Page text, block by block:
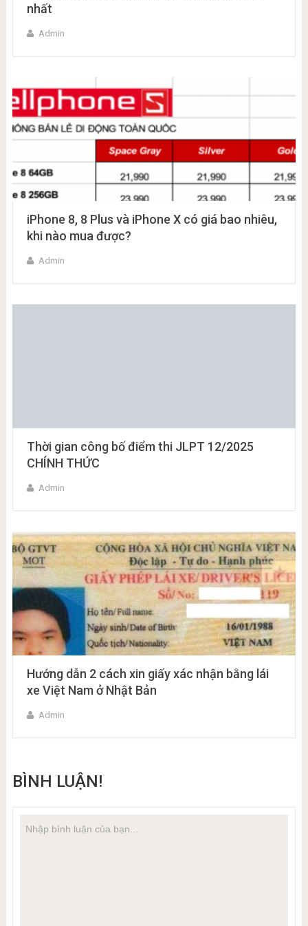
nhất
Admin
iPhone 8, 8 Plus và iPhone X có giá bao nhiêu,
khi nào mua được?
Admin
Thời gian công bố điểm thi JLPT 12/2025
CHÍNH THỨC
Admin
Hướng dẫn 2 cách xin giấy xác nhận bằng lái
xe Việt Nam ở Nhật Bản
Admin
BÌNH LUẬN!